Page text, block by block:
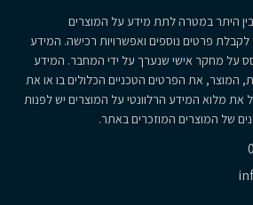
היתר במטרה לתת מידע על המוצרים
פרטים נוספים ואפשרויות רכישה. המידע
על מחקר אישי שנערך על ידי המחבר. המידע
המוצר, את הפרטים הטכניים הכלולים בו או את
את מלוא המידע הרלוונטי על המוצרים יש לפנות
של המוצרים המוזכרים באתר.